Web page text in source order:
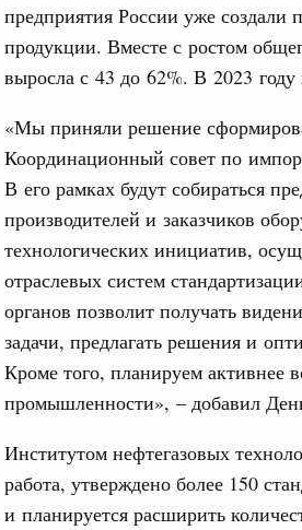
предприятия России уже
продукции. Вместе с ростом
выросла с 43 до 62%. В 2023 году
«Мы приняли решение
Координационный совет по
В его рамках будут собираться
производителей и заказчиков
технологических инициатив,
отраслевых систем
органов позволит получать
задачи, предлагать решения и
Кроме того, планируем активнее
промышленности», – добавил
Институтом нефтегазовых
работа, утверждено более 150
и планируется расширить
и въездной туризм
Порядка 110
в 35 регионах
и технологий
и гуманитарные
принял участие в
форума и
хозяйство
На двух скоростных
зоны дорожного
развитие. Инновации
дал поручения по